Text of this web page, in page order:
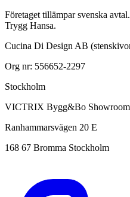
Företaget tillämpar svenska
Trygg Hansa.
Cucina Di Design AB
Org nr: 556652-2297
Stockholm
VICTRIX Bygg&Bo Showroom
Ranhammarsvägen 20 E
168 67 Bromma Stockholm